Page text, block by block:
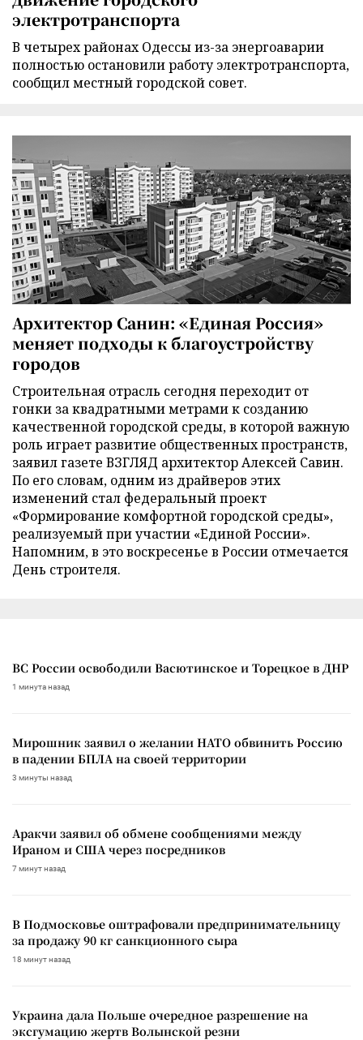
электротранспорта
В четырех районах Одессы из-за энергоаварии
полностью остановили работу электротранспорта,
сообщил местный городской совет.
Архитектор Санин: «Единая Россия»
меняет подходы к благоустройству
городов
Строительная отрасль сегодня переходит от
гонки за квадратными метрами к созданию
качественной городской среды, в которой важную
роль играет развитие общественных пространств,
заявил газете ВЗГЛЯД архитектор Алексей Савин.
По его словам, одним из драйверов этих
изменений стал федеральный проект
«Формирование комфортной городской среды»,
реализуемый при участии «Единой России».
Напомним, в это воскресенье в России отмечается
День строителя.
ВС России освободили Васютинское и Торецкое в ДНР
1 минута назад
Мирошник заявил о желании НАТО обвинить Россию
в падении БПЛА на своей территории
3 минуты назад
Аракчи заявил об обмене сообщениями между
Ираном и США через посредников
7 минут назад
В Подмосковье оштрафовали предпринимательницу
за продажу 90 кг санкционного сыра
18 минут назад
Украина дала Польше очередное разрешение на
эксгумацию жертв Волынской резни